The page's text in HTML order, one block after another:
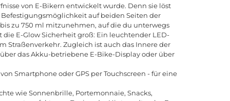
von E-Bikern entwickelt wurde. Denn sie löst
Befestigungsmöglichkeit auf beiden Seiten der
zu 750 ml mitzunehmen, auf die du unterwegs
E-Glow Sicherheit groß: Ein leuchtender LED-
Straßenverkehr. Zugleich ist auch das Innere der
das Akku-betriebene E-Bike-Display oder über
Smartphone oder GPS per Touchscreen - für eine
wie Sonnenbrille, Portemonnaie, Snacks,